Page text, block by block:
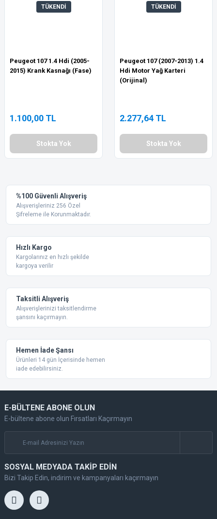
TÜKENDİ
Peugeot 107 1.4 Hdi (2005-
2015) Krank Kasnağı (Fase)
1.100,00 TL
Stokta Yok
TÜKENDİ
Peugeot 107 (2007-2013) 1.4
Hdi Motor Yağ Karteri
(Orijinal)
2.277,64 TL
Stokta Yok
%100 Güvenli Alışveriş
Alışverişleriniz 256 Özel
Şifreleme ile Korunmaktadır.
Hızlı Kargo
Kargolarınız en hızlı şekilde
kargoya verilir
Taksitli Alışveriş
Alışverişlerinizi taksitlendirme
şansını kaçırmayın.
Hemen İade Şansı
Ürünleri 14 gün İçerisinde hemen
iade edebilirsiniz.
E-BÜLTENE ABONE OLUN
E-bültene abone olun Fırsatları Kaçırmayın
SOSYAL MEDYADA TAKİP EDİN
Bizi Takip Edin, indirim ve kampanyaları kaçırmayın